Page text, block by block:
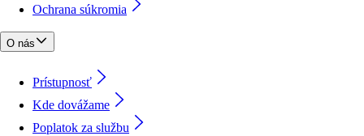
Ochrana súkromia
O nás
Prístupnosť
Kde dovážame
Poplatok za službu